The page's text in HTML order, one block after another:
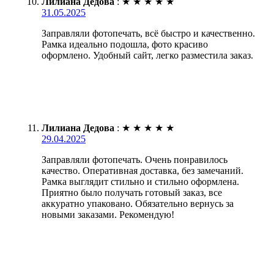
31.05.2025
Заправляли фотопечать, всё быстро и качественно.
Рамка идеально подошла, фото красиво
оформлено. Удобный сайт, легко разместила заказ.
Лилиана Дедова : ★ ★ ★ ★ ★
29.04.2025
Заправляли фотопечать. Очень понравилось
качество. Оперативная доставка, без замечаний.
Рамка выглядит стильно и стильно оформлена.
Приятно было получать готовый заказ, все
аккуратно упаковано. Обязательно вернусь за
новыми заказами. Рекомендую!